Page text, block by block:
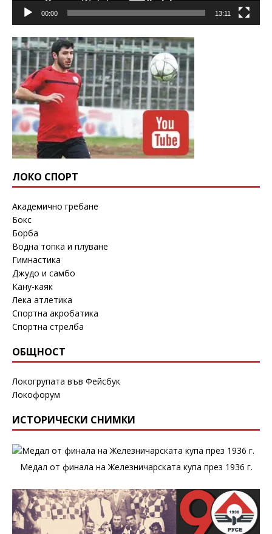
00:00 13:11
ЛОКО СПОРТ
Академично гребане
Бокс
Борба
Водна топка и плуване
Гимнастика
Джудо и самбо
Кану-каяк
Лека атлетика
Спортна акробатика
Спортна стрелба
ОБЩНОСТ
Локогрупата във Фейсбук
Локофорум
ИСТОРИЧЕСКИ СНИМКИ
Медал от финала на Железничарската купа през 1936 г.